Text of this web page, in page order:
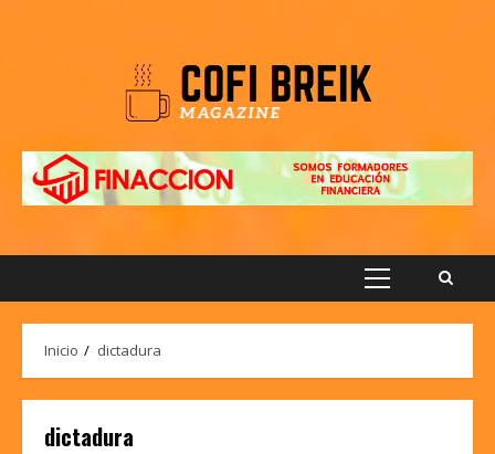
Menú
Inicio dictadura
dictadura